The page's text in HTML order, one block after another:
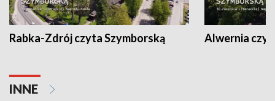
Rabka-Zdrój czyta Szymborską Alwernia
INNE